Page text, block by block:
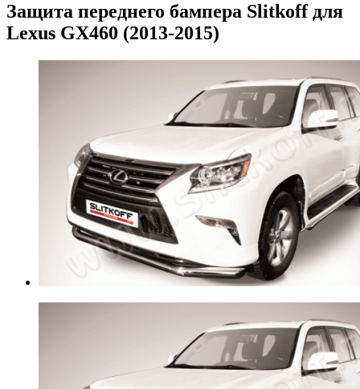
Защита переднего бампера Slitkoff для
Lexus GX460 (2013-2015)